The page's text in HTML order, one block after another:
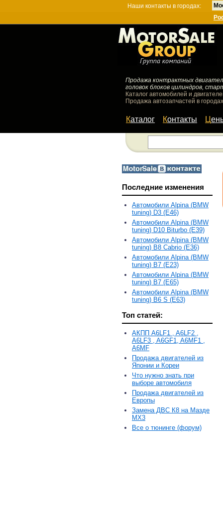
Наши контакты в городах:
Продажа контрактных
головок блоков цилиндров,
Каталог автомобилей и
Продажа автозапчастей в
Каталог Контакты
Последние изменения
Автомобили Alpina (BMW
tuning) D3 (E46)
Автомобили Alpina (BMW
tuning) D10 Biturbo (E39)
Автомобили Alpina (BMW
tuning) B8 Cabrio (E36)
Автомобили Alpina (BMW
tuning) B7 (E23)
Автомобили Alpina (BMW
tuning) B7 (E65)
Автомобили Alpina (BMW
tuning) B6 S (E63)
Топ статей:
АКПП A6LF1 , A6LF2 ,
A6LF3 , A6GF1, A6MF1 ,
A6MF
Продажа двигателей из
Японии и Кореи
Что нужно знать при
выборе автомобиля
Продажа двигателей из
Европы
Замена ДВС К8 на Мазде
MX3
Все о тюнинге (форум)